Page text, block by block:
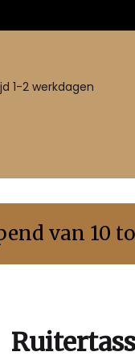
1-2 werkdagen
van 10